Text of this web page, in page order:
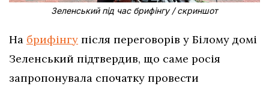
Зеленський під час брифінгу / скриншот
На брифінгу після переговорів у Білому домі
Зеленський підтвердив, що саме росія
запропонувала спочатку провести